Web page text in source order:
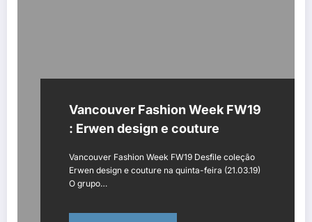
Vancouver Fashion Week FW19
: Erwen design e couture
Vancouver Fashion Week FW19 Desfile coleção
Erwen design e couture na quinta-feira (21.03.19)
O grupo…